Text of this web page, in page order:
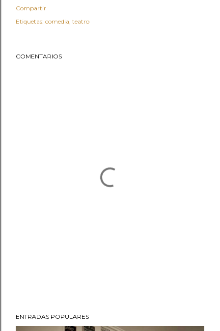
Compartir
Etiquetas: comedia teatro
COMENTARIOS
ENTRADAS POPULARES